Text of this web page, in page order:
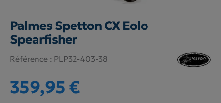
Palmes Spetton CX Eolo
Spearfisher
Référence : PLP32-403-38
359,95 €